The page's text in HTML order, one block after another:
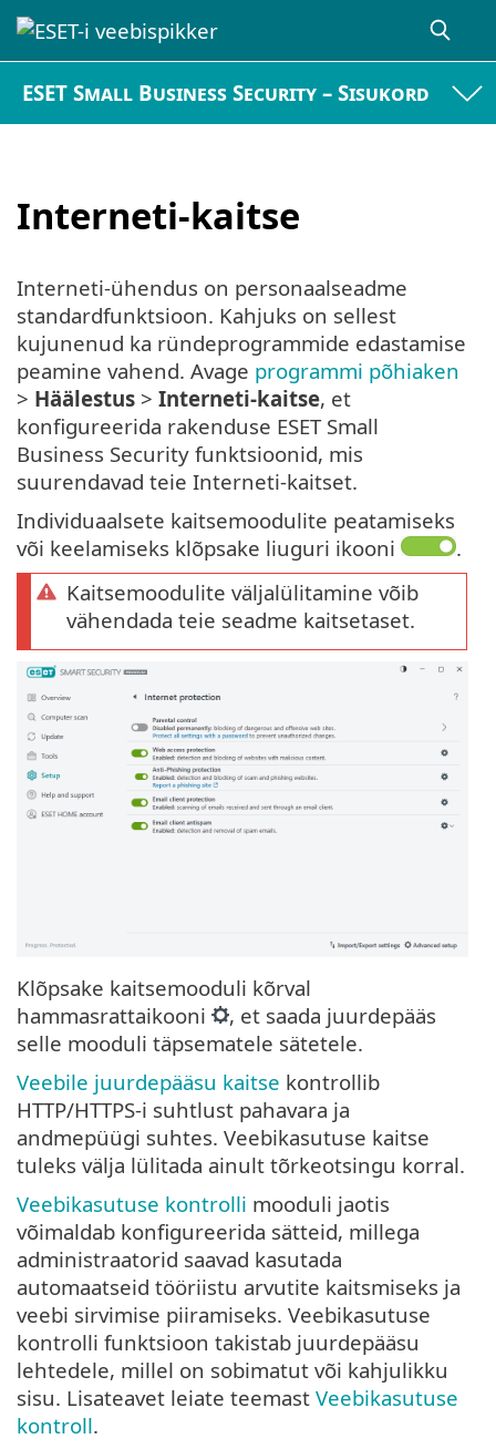
ESET Small Business Security – Sisukord
Interneti-kaitse
Interneti-ühendus on personaalseadme
standardfunktsioon. Kahjuks on sellest
kujunenud ka ründeprogrammide edastamise
peamine vahend. Avage programmi põhiaken
> Häälestus > Interneti-kaitse, et
konfigureerida rakenduse ESET Small
Business Security funktsioonid, mis
suurendavad teie Interneti-kaitset.
Individuaalsete kaitsemoodulite peatamiseks
või keelamiseks klõpsake liuguri ikooni
.
Kaitsemoodulite väljalülitamine võib
vähendada teie seadme kaitsetaset.
Klõpsake kaitsemooduli kõrval
hammasrattaikooni
, et saada juurdepääs
selle mooduli täpsematele sätetele.
Veebile juurdepääsu kaitse kontrollib
HTTP/HTTPS-i suhtlust pahavara ja
andmepüügi suhtes. Veebikasutuse kaitse
tuleks välja lülitada ainult tõrkeotsingu korral.
Veebikasutuse kontrolli mooduli jaotis
võimaldab konfigureerida sätteid, millega
administraatorid saavad kasutada
automaatseid tööriistu arvutite kaitsmiseks ja
veebi sirvimise piiramiseks. Veebikasutuse
kontrolli funktsioon takistab juurdepääsu
lehtedele, millel on sobimatut või kahjulikku
sisu. Lisateavet leiate teemast Veebikasutuse
kontroll.